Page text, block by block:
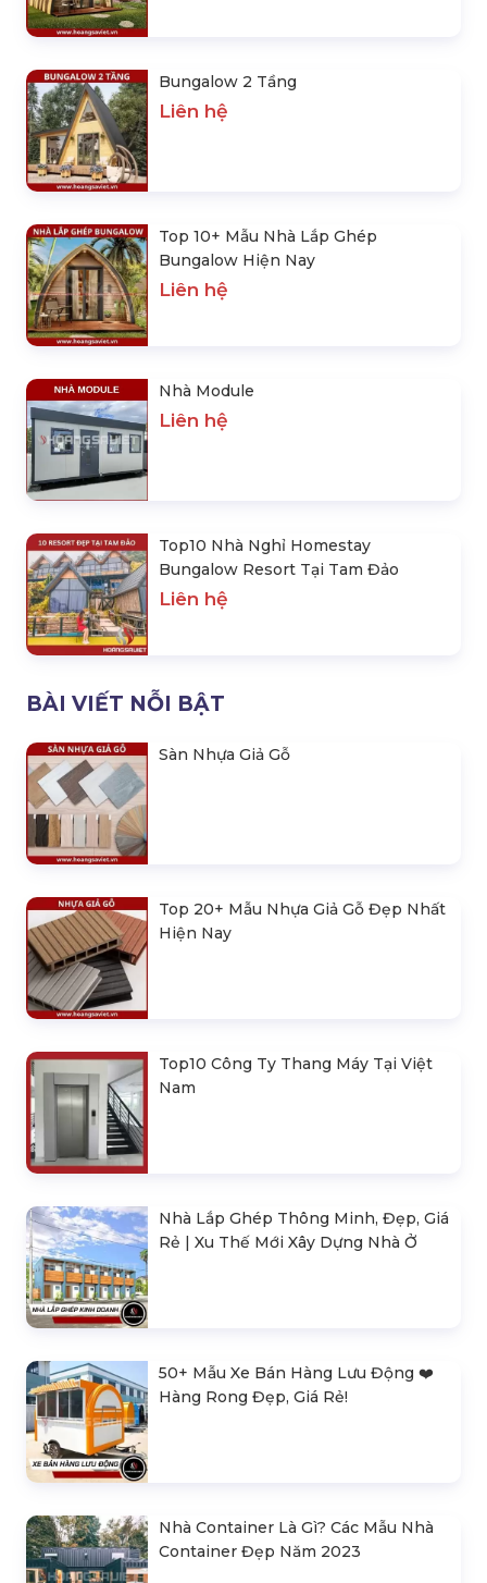
Bungalow 2 Tầng
Liên hệ
Top 10+ Mẫu Nhà Lắp Ghép
Bungalow Hiện Nay
Liên hệ
Nhà Module
Liên hệ
Top10 Nhà Nghỉ Homestay
Bungalow Resort Tại Tam Đảo
Liên hệ
BÀI VIẾT NỖI BẬT
Sàn Nhựa Giả Gỗ
Top 20+ Mẫu Nhựa Giả Gỗ Đẹp Nhất
Hiện Nay
Top10 Công Ty Thang Máy Tại Việt
Nam
Nhà Lắp Ghép Thông Minh, Đẹp, Giá
Rẻ | Xu Thế Mới Xây Dựng Nhà Ở
50+ Mẫu Xe Bán Hàng Lưu Động ❤️️
Hàng Rong Đẹp, Giá Rẻ!
Nhà Container Là Gì? Các Mẫu Nhà
Container Đẹp Năm 2023